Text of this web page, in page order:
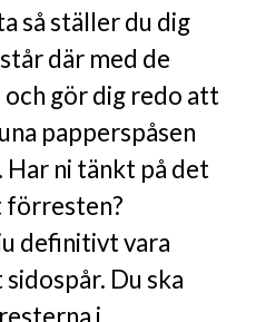
så ställer du dig
där med de
gör dig redo att
papperspåsen
ni tänkt på det
förresten?
definitivt vara
Du ska
i